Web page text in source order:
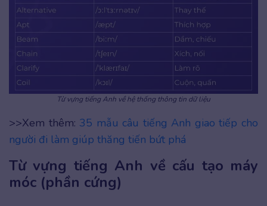
Từ vựng tiếng Anh về hệ thống thông tin dữ liệu
>>Xem thêm: 35 mẫu câu tiếng Anh giao tiếp cho
người đi làm giúp thăng tiến bứt phá
Từ vựng tiếng Anh về cấu tạo máy
móc (phần cứng)